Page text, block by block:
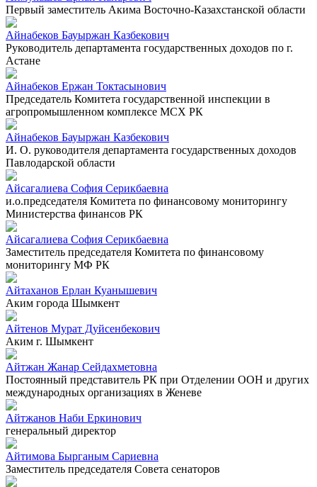
Первый заместитель Акима Восточно-Казахстанской области
Айнабеков Бауыржан Казбекович
Руководитель департамента государственных доходов по г.
Астане
Айнабеков Ержан Токтасынович
Председатель Комитета государственной инспекции в
агропромышленном комплексе МСХ РК
Айнабеков Бауыржан Казбекович
И. О. руководителя департамента государственных доходов
Павлодарской области
Айсагалиева София Серикбаевна
и.о.председателя Комитета по финансовому мониторингу
Министерства финансов РК
Айсагалиева София Серикбаевна
Заместитель председателя Комитета по финансовому
мониторингу МФ РК
Айтаханов Ерлан Куанышевич
Аким города Шымкент
Айтенов Мурат Дуйсенбекович
Аким г. Шымкент
Айтжан Жанар Сейдахметовна
Постоянный представитель РК при Отделении ООН и других
международных организациях в Женеве
Айтжанов Наби Еркинович
генеральный директор
Айтимова Бырганым Сариевна
Заместитель председателя Совета сенаторов